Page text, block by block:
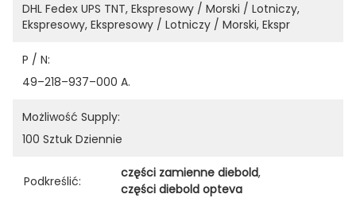
DHL Fedex UPS TNT, Ekspresowy / Morski / Lotniczy,
Ekspresowy, Ekspresowy / Lotniczy / Morski, Ekspr
P / N:
49–218–937–000 A.
Możliwość Supply:
100 Sztuk Dziennie
Podkreślić:
części zamienne diebold,
części diebold opteva